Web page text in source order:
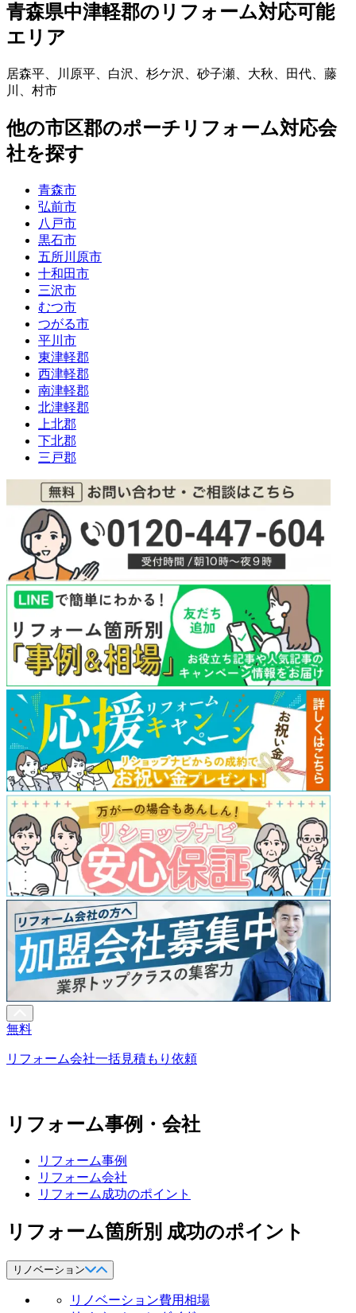
青森県中津軽郡のリフォーム対応可能
エリア
居森平 川原平 白沢 杉ケ沢 砂子瀬 大秋 田代
藤
川
村市
他の市区郡のポーチリフォーム対応会
社を探す
青森市
弘前市
八戸市
黒石市
五所川原市
十和田市
三沢市
むつ市
つがる市
平川市
東津軽郡
西津軽郡
南津軽郡
北津軽郡
上北郡
下北郡
三戸郡
無料
リフォーム会社一括見積もり依頼
リフォーム事例・会社
リフォーム事例
リフォーム会社
リフォーム成功のポイント
リフォーム箇所別 成功のポイント
リノベーション
リノベーション費用相場